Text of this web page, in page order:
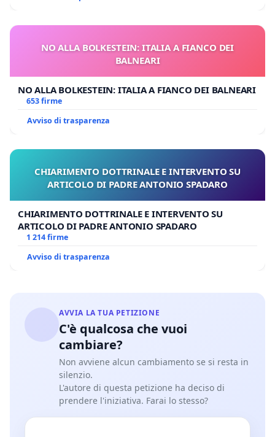
NO ALLA BOLKESTEIN: ITALIA A FIANCO DEI
BALNEARI
NO ALLA BOLKESTEIN: ITALIA A FIANCO DEI BALNEARI
653 firme
Avviso di trasparenza
CHIARIMENTO DOTTRINALE E INTERVENTO SU
ARTICOLO DI PADRE ANTONIO SPADARO
CHIARIMENTO DOTTRINALE E INTERVENTO SU
ARTICOLO DI PADRE ANTONIO SPADARO
1 214 firme
Avviso di trasparenza
AVVIA LA TUA PETIZIONE
C'è qualcosa che vuoi
cambiare?
Non avviene alcun cambiamento se si resta in
silenzio.
L'autore di questa petizione ha deciso di
prendere l'iniziativa. Farai lo stesso?